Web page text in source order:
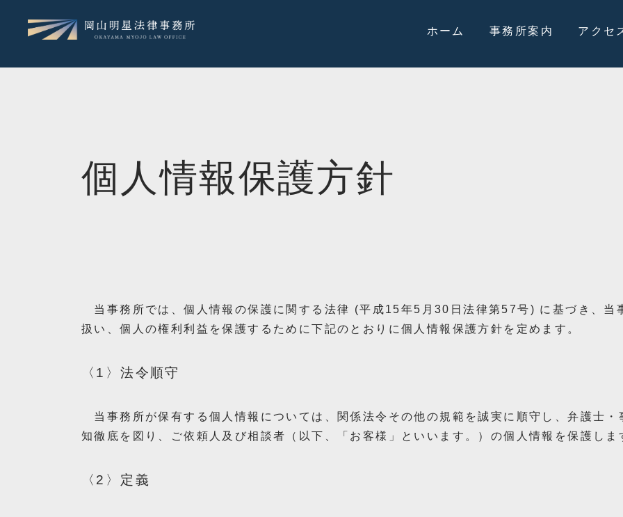
ホーム 事務所案内 アクセ
個人情報保護方針
当事務所では、個人情報の保護に関する法律 (平成15年5月30日法律第57号) に基づき、当
扱い、個人の権利利益を保護するために下記のとおりに個人情報保護方針を定めます。
〈1〉法令順守
当事務所が保有する個人情報については、関係法令その他の規範を誠実に順守し、弁護士
知徹底を図り、ご依頼人及び相談者（以下、「お客様」といいます。）の個人情報を保護しま
〈2〉定義